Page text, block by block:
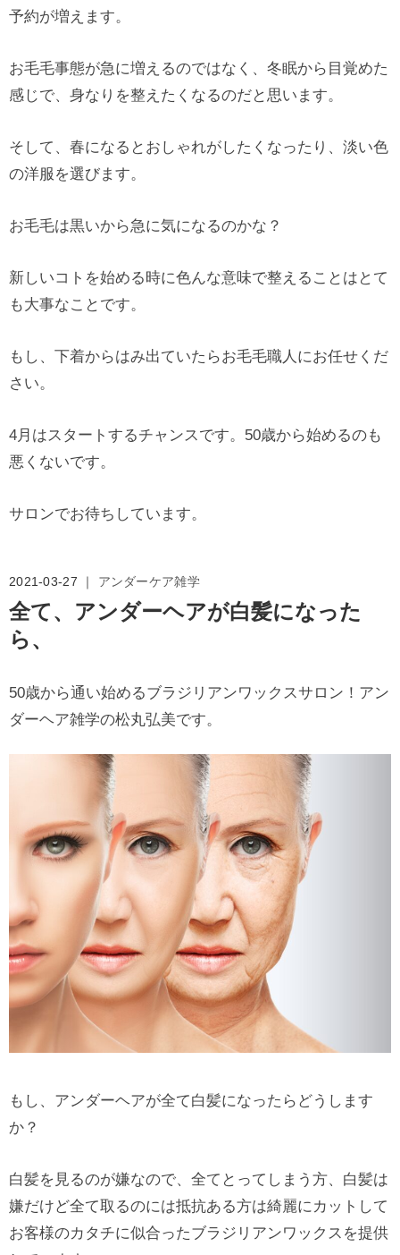
予約が増えます。
お毛毛事態が急に増えるのではなく、冬眠から目覚めた
感じで、身なりを整えたくなるのだと思います。
そして、春になるとおしゃれがしたくなったり、淡い色
の洋服を選びます。
お毛毛は黒いから急に気になるのかな？
新しいコトを始める時に色んな意味で整えることはとて
も大事なことです。
もし、下着からはみ出ていたらお毛毛職人にお任せくだ
さい。
4月はスタートするチャンスです。50歳から始めるのも
悪くないです。
サロンでお待ちしています。
2021-03-27 ｜ アンダーケア雑学
全て、アンダーヘアが白髪になった
ら、
50歳から通い始めるブラジリアンワックスサロン！アン
ダーヘア雑学の松丸弘美です。
もし、アンダーヘアが全て白髪になったらどうします
か？
白髪を見るのが嫌なので、全てとってしまう方、白髪は
嫌だけど全て取るのには抵抗ある方は綺麗にカットして
お客様のカタチに似合ったブラジリアンワックスを提供